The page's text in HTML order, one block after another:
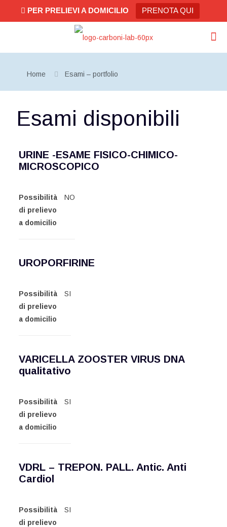
PER PRELIEVI A DOMICILIO PRENOTA QUI
Home Esami – portfolio
Esami disponibili
URINE -ESAME FISICO-CHIMICO-
MICROSCOPICO
Possibilità
di prelievo
a domicilio
NO
UROPORFIRINE
Possibilità
di prelievo
a domicilio
SI
VARICELLA ZOOSTER VIRUS DNA
qualitativo
Possibilità
di prelievo
a domicilio
SI
VDRL – TREPON. PALL. Antic. Anti
Cardiol
Possibilità
di prelievo
SI